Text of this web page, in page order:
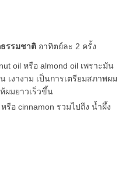
รรมชาติ อาทิตย์ละ 2 ครั้ง
oil หรือ almond oil เพราะมัน
เงางาม เป็นการเตรียมสภาพผม
ผมยาวเร็วขึ้น
อ cinnamon รวมไปถึง น้ำผึ้ง